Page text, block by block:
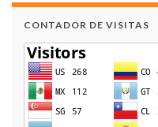
CONTADOR DE VISITAS